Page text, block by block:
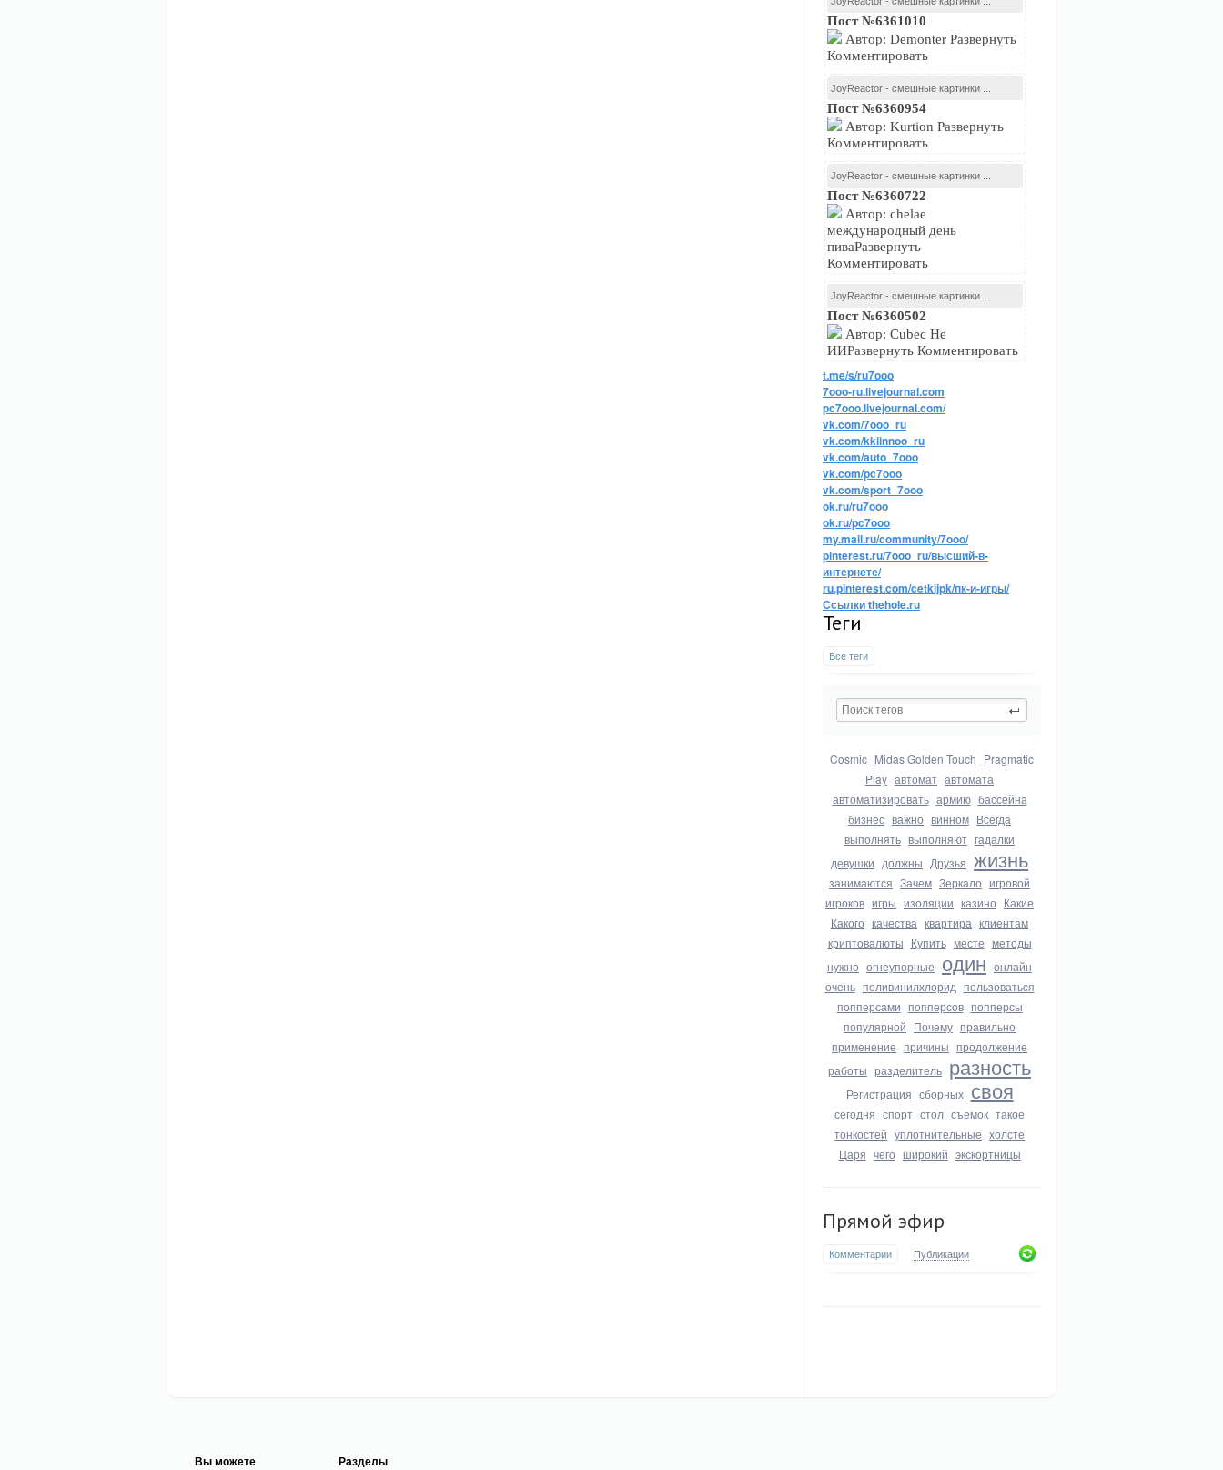
Пост №6361010
Автор: Demonter Развернуть
Комментировать
JoyReactor - смешные картинки ...
Пост №6360954
Автор: Kurtion Развернуть
Комментировать
JoyReactor - смешные картинки ...
Пост №6360722
Автор: chelae
международный день
пиваРазвернуть
Комментировать
JoyReactor - смешные картинки ...
Пост №6360502
Автор: Cubec Не
ИИРазвернуть Комментировать
t.me/s/ru7ooo
7ooo-ru.livejournal.com
pc7ooo.livejournal.com/
vk.com/7ooo_ru
vk.com/kkiinnoo_ru
vk.com/auto_7ooo
vk.com/pc7ooo
vk.com/sport_7ooo
ok.ru/ru7ooo
ok.ru/pc7ooo
my.mail.ru/community/7ooo/
pinterest.ru/7ooo_ru/высший-в-
интернете/
ru.pinterest.com/cetkijpk/пк-и-игры/
Ссылки thehole.ru
Теги
Все теги
Cosmic Midas Golden Touch Pragmatic
Play автомат автомата
автоматизировать армию бассейна
бизнес важно винном Всегда
выполнять выполняют гадалки
девушки должны Друзья жизнь
занимаются Зачем Зеркало игровой
игроков игры изоляции казино Какие
Какого качества квартира клиентам
криптовалюты Купить месте методы
нужно огнеупорные один онлайн
очень поливинилхлорид пользоваться
попперсами попперсов попперсы
популярной Почему правильно
применение причины продолжение
работы разделитель разность
Регистрация сборных своя
сегодня спорт стол съемок такое
тонкостей уплотнительные холсте
Царя чего широкий экскортницы
Прямой эфир
Комментарии Публикации
Вы можете Разделы